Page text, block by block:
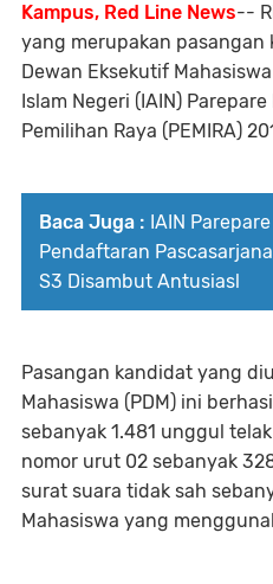
Kampus, Red Line News--
yang merupakan pasangan
Dewan Eksekutif
Islam Negeri (IAIN)
Pemilihan Raya (PEMIRA)
Baca Juga : IAIN
Pendaftaran
S3 Disambut Antusiasl
Pasangan kandidat yang
Mahasiswa (PDM) ini
sebanyak 1.481 unggul
nomor urut 02 sebanyak
surat suara tidak sah
Mahasiswa yang